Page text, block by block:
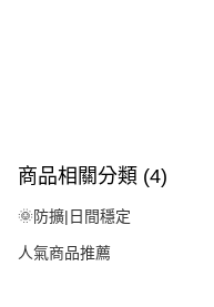
４．使用「AFTEE先享後付」
５．嚴禁一人註冊多個帳號或
商品相關分類 (4)
🌞防擴|日間穩定
人氣商品推薦